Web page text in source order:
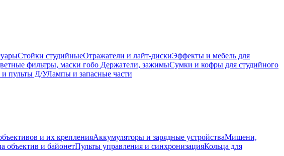
Стойки студийныеОтражатели и лайт-дискиЭффекты и мебель для
фильтры, маски гобо Держатели, зажимыСумки и кофры для студийного
пульты Д/УЛампы и запасные части
и их крепленияАккумуляторы и зарядные устройстваМишени,
объектив и байонетПульты управления и синхронизацияКольца для